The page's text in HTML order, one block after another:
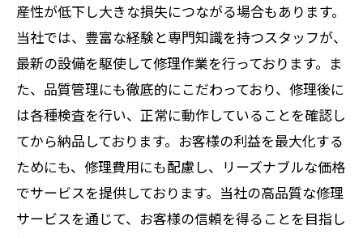
産性が低下し大きな損失につながる場合もあります。
当社では、豊富な経験と専門知識を持つスタッフが、
最新の設備を駆使して修理作業を行っております。ま
た、品質管理にも徹底的にこだわっており、修理後に
は各種検査を行い、正常に動作していることを確認し
てから納品しております。お客様の利益を最大化する
ためにも、修理費用にも配慮し、リーズナブルな価格
でサービスを提供しております。当社の高品質な修理
サービスを通じて、お客様の信頼を得ることを目指し